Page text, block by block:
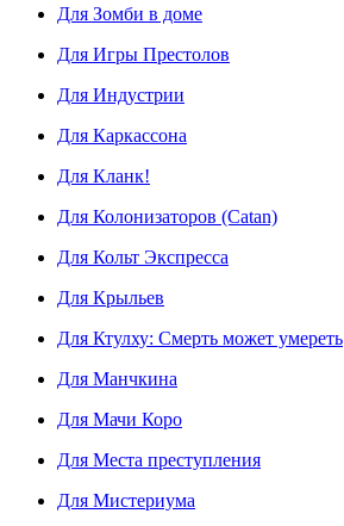
Для Зомби в доме
Для Игры Престолов
Для Индустрии
Для Каркассона
Для Кланк!
Для Колонизаторов (Catan)
Для Кольт Экспресса
Для Крыльев
Для Ктулху: Смерть может умереть
Для Манчкина
Для Мачи Коро
Для Места преступления
Для Мистериума